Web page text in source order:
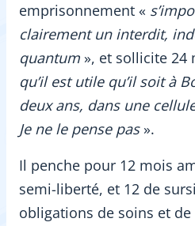
emprisonnement «
clairement un interdit,
quantum », et sollicite 24
qu’il est utile qu’il soit à
deux ans, dans une
Je ne le pense pas ».
Il penche pour 12 mois
semi-liberté, et 12 de
obligations de soins et